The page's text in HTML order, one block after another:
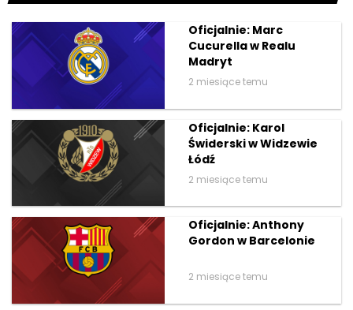
Oficjalnie: Marc
Cucurella w Realu
Madryt
2 miesiące temu
Oficjalnie: Karol
Świderski w Widzewie
Łódź
2 miesiące temu
Oficjalnie: Anthony
Gordon w Barcelonie
2 miesiące temu